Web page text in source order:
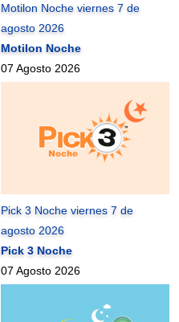
Motilon Noche viernes 7 de
agosto 2026
Motilon Noche
07 Agosto 2026
Pick 3 Noche viernes 7 de
agosto 2026
Pick 3 Noche
07 Agosto 2026